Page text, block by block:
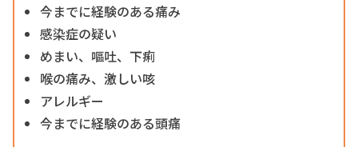
今までに経験のある痛み
感染症の疑い
めまい、嘔吐、下痢
喉の痛み、激しい咳
アレルギー
今までに経験のある頭痛